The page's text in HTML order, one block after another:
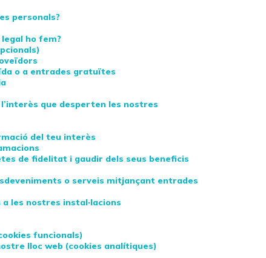
personals?
ho fem?
o a entrades gratuïtes
que desperten les nostres
del teu interès
de fidelitat i gaudir dels seus beneficis
o serveis mitjançant entrades
les nostres instal·lacions
funcionals)
lloc web (cookies analítiques)